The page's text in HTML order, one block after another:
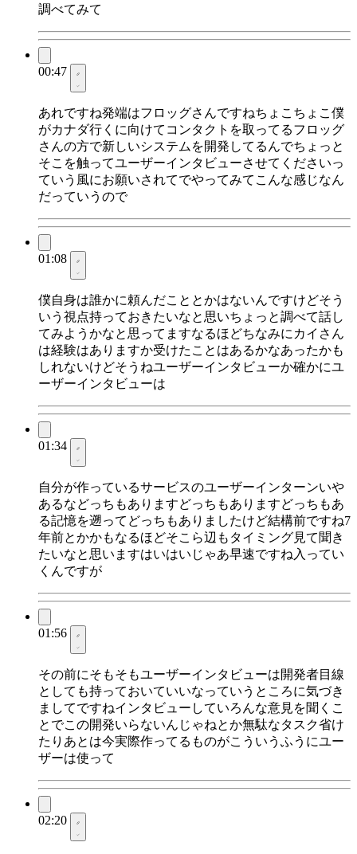
調べてみて
00:47
あれですね発端はフロッグさんですねちょこちょこ僕
がカナダ行くに向けてコンタクトを取ってるフロッグ
さんの方で新しいシステムを開発してるんでちょっと
そこを触ってユーザーインタビューさせてくださいっ
ていう風にお願いされてでやってみてこんな感じなん
だっていうので
01:08
僕自身は誰かに頼んだこととかはないんですけどそう
いう視点持っておきたいなと思いちょっと調べて話し
てみようかなと思ってますなるほどちなみにカイさん
は経験はありますか受けたことはあるかなあったかも
しれないけどそうねユーザーインタビューか確かにユ
ーザーインタビューは
01:34
自分が作っているサービスのユーザーインターンいや
あるなどっちもありますどっちもありますどっちもあ
る記憶を遡ってどっちもありましたけど結構前ですね7
年前とかかもなるほどそこら辺もタイミング見て聞き
たいなと思いますはいはいじゃあ早速ですね入ってい
くんですが
01:56
その前にそもそもユーザーインタビューは開発者目線
としても持っておいていいなっていうところに気づき
ましてですねインタビューしていろんな意見を聞くこ
とでこの開発いらないんじゃねとか無駄なタスク省け
たりあとは今実際作ってるものがこういうふうにユー
ザーは使って
02:20